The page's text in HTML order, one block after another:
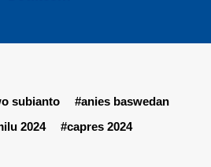
subianto
#anies baswedan
2024 #capres 2024